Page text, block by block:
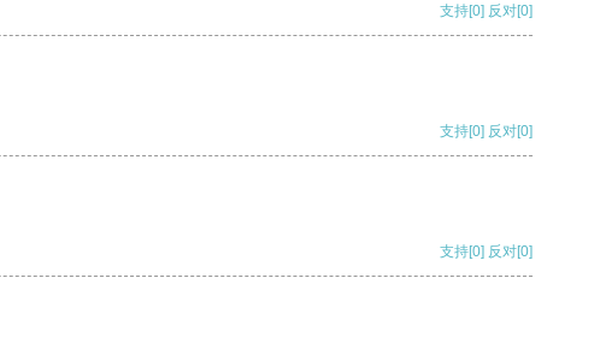
支持[0] 反对[0]
支持[0] 反对[0]
支持[0] 反对[0]